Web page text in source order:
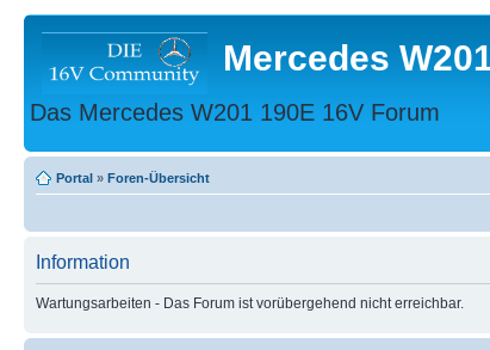
Mercedes
Das Mercedes W201 190E 16V Forum
Portal » Foren-Übersicht
Information
Wartungsarbeiten - Das Forum ist vorübergehend nicht erreichbar.